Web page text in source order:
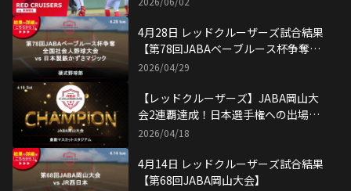
4月28日 レッドクルーザーズ試合結果
【第78回JABAベーブルース杯争奪全
国社会人野球大会】
2026/04/29
【レッドクルーザーズ】JABA岡山大
会2連覇達成！日本選手権への出場権
獲得！
2026/04/18
4月14日 レッドクルーザーズ試合結果
【第68回JABA岡山大会】